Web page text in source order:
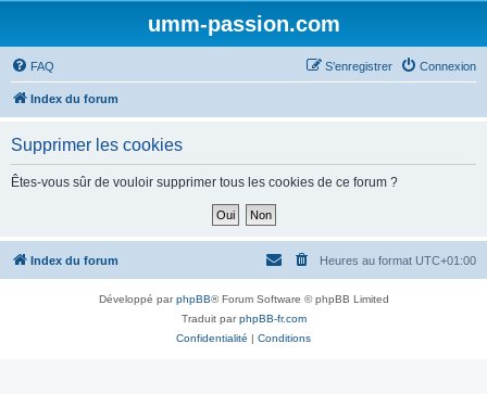
umm-passion.com
FAQ Connexion
S’enregistrer
Index du forum
Supprimer les cookies
Êtes-vous sûr de vouloir supprimer tous les cookies de ce forum ?
Index du forum Heures au format UTC+01:00
Développé parphpBB® Forum Software © phpBB Limited
Traduit parphpBB-fr.com
Confidentialité | Conditions